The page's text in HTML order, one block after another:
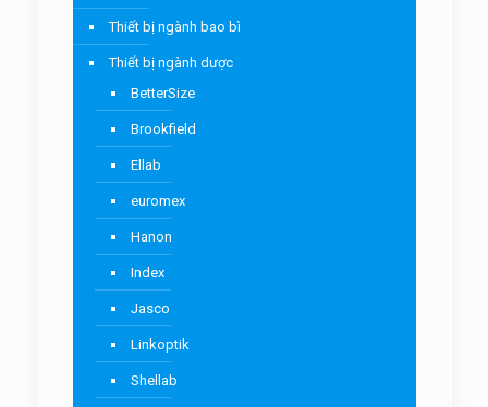
Thiết bị ngành bao bì
Thiết bị ngành dược
BetterSize
Brookfield
Ellab
euromex
Hanon
Index
Jasco
Linkoptik
Shellab